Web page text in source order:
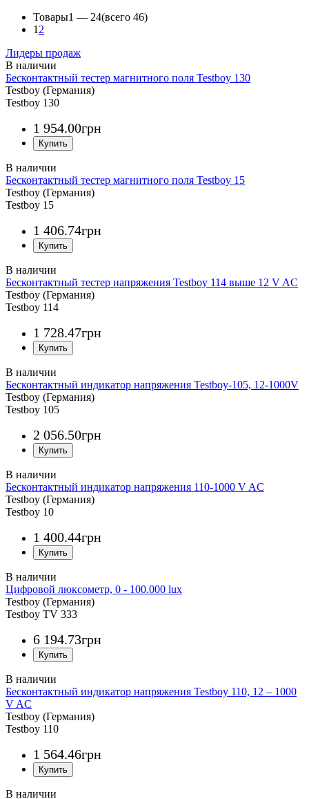
Товары1 — 24(всего 46)
1 2
Лидеры продаж
Бесконтактный тестер магнитного поля Testboy 130
Testboy (Германия)
Testboy 130
1 954.00грн
Бесконтактный тестер магнитного поля Testboy 15
Testboy (Германия)
Testboy 15
1 406.74грн
Бесконтактный тестер напряжения Testboy 114 выше 12 V AC
Testboy (Германия)
Testboy 114
1 728.47грн
Бесконтактный индикатор напряжения Testboy-105, 12-1000V
Testboy (Германия)
Testboy 105
2 056.50грн
Бесконтактный индикатор напряжения 110-1000 V AC
Testboy (Германия)
Testboy 10
1 400.44грн
Цифровой люксометр, 0 - 100.000 lux
Testboy (Германия)
Testboy TV 333
6 194.73грн
Бесконтактный индикатор напряжения Testboy 110, 12 – 1000
V AC
Testboy (Германия)
Testboy 110
1 564.46грн